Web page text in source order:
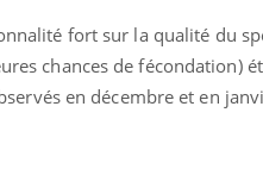
fort sur la qualité du
chances de fécondation)
en décembre et en